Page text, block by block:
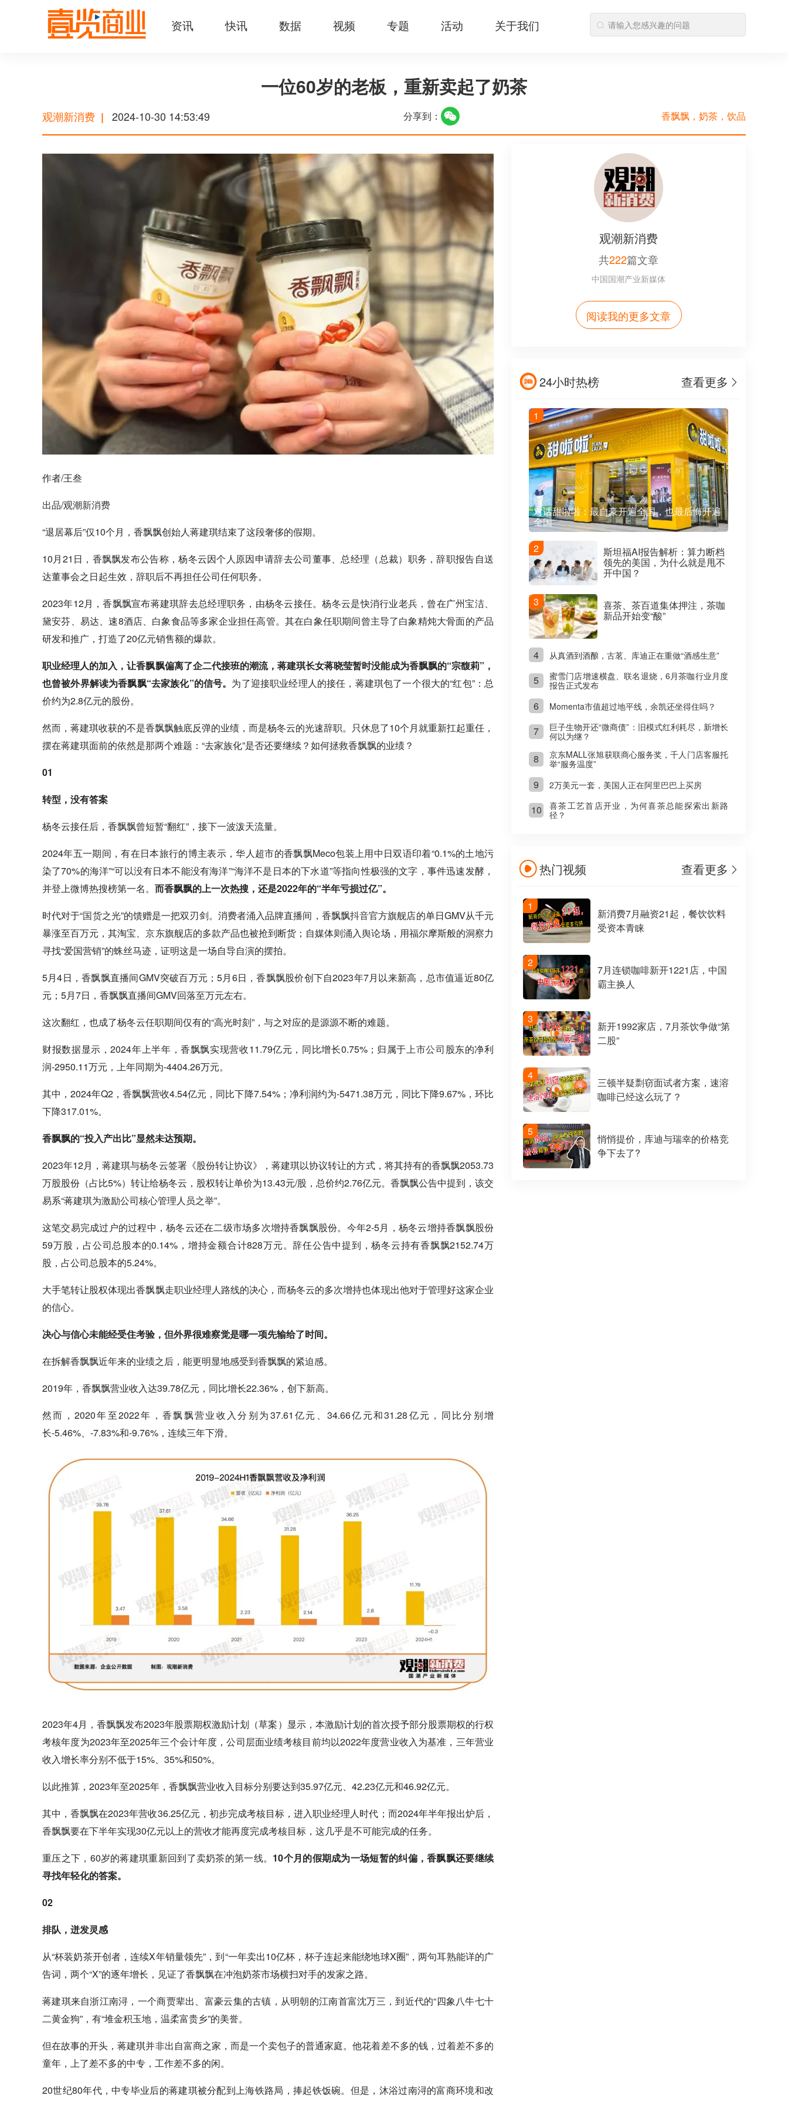
资讯 快讯 数据 视频 专题 活动 关于我们
一位60岁的老板，重新卖起了奶茶
观潮新消费 | 2024-10-30 14:53:49 分享到： 香飘飘，奶茶，饮品
作者/王叁
出品/观潮新消费
“退居幕后”仅10个月，香飘飘创始人蒋建琪结束了这段奢侈的假期。
10月21日，香飘飘发布公告称，杨冬云因个人原因申请辞去公司董事、总经理（总裁）职务，辞职报告自送
达董事会之日起生效，辞职后不再担任公司任何职务。
2023年12月，香飘飘宣布蒋建琪辞去总经理职务，由杨冬云接任。杨冬云是快消行业老兵，曾在广州宝洁、
黛安芬、易达、速8酒店、白象食品等多家企业担任高管。其在白象任职期间曾主导了白象精炖大骨面的产品
研发和推广，打造了20亿元销售额的爆款。
职业经理人的加入，让香飘飘偏离了企二代接班的潮流，蒋建琪长女蒋晓莹暂时没能成为香飘飘的“宗馥莉”，
也曾被外界解读为香飘飘“去家族化”的信号。 为了迎接职业经理人的接任，蒋建琪包了一个很大的“红包”：总
价约为2.8亿元的股份。
然而，蒋建琪收获的不是香飘飘触底反弹的业绩，而是杨冬云的光速辞职。只休息了10个月就重新扛起重任，
摆在蒋建琪面前的依然是那两个难题：“去家族化”是否还要继续？如何拯救香飘飘的业绩？
01
转型，没有答案‍
杨冬云接任后，香飘飘曾短暂“翻红”，接下一波泼天流量。
2024年五一期间，有在日本旅行的博主表示，华人超市的香飘飘Meco包装上用中日双语印着“0.1%的土地污
染了70%的海洋”“可以没有日本不能没有海洋”“海洋不是日本的下水道”等指向性极强的文字，事件迅速发酵，
并登上微博热搜榜第一名。 而香飘飘的上一次热搜，还是2022年的“半年亏损过亿”。
时代对于“国货之光”的馈赠是一把双刃剑。消费者涌入品牌直播间，香飘飘抖音官方旗舰店的单日GMV从千元
暴涨至百万元，其淘宝、京东旗舰店的多款产品也被抢到断货；自媒体则涌入舆论场，用福尔摩斯般的洞察力
寻找“爱国营销”的蛛丝马迹，证明这是一场自导自演的摆拍。
5月4日，香飘飘直播间GMV突破百万元；5月6日，香飘飘股价创下自2023年7月以来新高，总市值逼近80亿
元；5月7日，香飘飘直播间GMV回落至万元左右。
这次翻红，也成了杨冬云任职期间仅有的“高光时刻”，与之对应的是源源不断的难题。
财报数据显示，2024年上半年，香飘飘实现营收11.79亿元，同比增长0.75%；归属于上市公司股东的净利
润-2950.11万元，上年同期为-4404.26万元。
其中，2024年Q2，香飘飘营收4.54亿元，同比下降7.54%；净利润约为-5471.38万元，同比下降9.67%，环比
下降317.01%。
香飘飘的“投入产出比”显然未达预期。
2023年12月，蒋建琪与杨冬云签署《股份转让协议》，蒋建琪以协议转让的方式，将其持有的香飘飘2053.73
万股股份（占比5%）转让给杨冬云，股权转让单价为13.43元/股，总价约2.76亿元。香飘飘公告中提到，该交
易系“蒋建琪为激励公司核心管理人员之举”。
这笔交易完成过户的过程中，杨冬云还在二级市场多次增持香飘飘股份。今年2-5月，杨冬云增持香飘飘股份
59万股，占公司总股本的0.14%，增持金额合计828万元。辞任公告中提到，杨冬云持有香飘飘2152.74万
股，占公司总股本的5.24%。
大手笔转让股权体现出香飘飘走职业经理人路线的决心，而杨冬云的多次增持也体现出他对于管理好这家企业
的信心。
决心与信心未能经受住考验，但外界很难察觉是哪一项先输给了时间。
在拆解香飘飘近年来的业绩之后，能更明显地感受到香飘飘的紧迫感。
2019年，香飘飘营业收入达39.78亿元，同比增长22.36%，创下新高。
然而，2020年至2022年，香飘飘营业收入分别为37.61亿元、34.66亿元和31.28亿元，同比分别增
长-5.46%、-7.83%和-9.76%，连续三年下滑。
2023年4月，香飘飘发布2023年股票期权激励计划（草案）显示，本激励计划的首次授予部分股票期权的行权
考核年度为2023年至2025年三个会计年度，公司层面业绩考核目前均以2022年度营业收入为基准，三年营业
收入增长率分别不低于15%、35%和50%。
以此推算，2023年至2025年，香飘飘营业收入目标分别要达到35.97亿元、42.23亿元和46.92亿元。
其中，香飘飘在2023年营收36.25亿元，初步完成考核目标，进入职业经理人时代；而2024年半年报出炉后，
香飘飘要在下半年实现30亿元以上的营收才能再度完成考核目标，这几乎是不可能完成的任务。
重压之下，60岁的蒋建琪重新回到了卖奶茶的第一线。 10个月的假期成为一场短暂的纠偏，香飘飘还要继续
寻找年轻化的答案。
02
排队，迸发灵感‍
从“杯装奶茶开创者，连续X年销量领先”，到“一年卖出10亿杯，杯子连起来能绕地球X圈”，两句耳熟能详的广
告词，两个“X”的逐年增长，见证了香飘飘在冲泡奶茶市场横扫对手的发家之路。
蒋建琪来自浙江南浔，一个商贾辈出、富豪云集的古镇，从明朝的江南首富沈万三，到近代的“四象八牛七十
二黄金狗”，有“堆金积玉地，温柔富贵乡”的美誉。
但在故事的开头，蒋建琪并非出自富商之家，而是一个卖包子的普通家庭。他花着差不多的钱，过着差不多的
童年，上了差不多的中专，工作差不多的闲。
20世纪80年代，中专毕业后的蒋建琪被分配到上海铁路局，捧起铁饭碗。但是，沐浴过南浔的富商环境和改
观潮新消费
共222篇文章
中国国潮产业新媒体
阅读我的更多文章
24小时热榜 查看更多
对话甜啦啦：最自豪开遍全国，也最后悔开遍
全国
1
斯坦福AI报告解析：算力断档
领先的美国，为什么就是甩不
开中国？
2
喜茶、茶百道集体押注，茶咖
新品开始变“酸”
3
4 从真酒到酒酿，古茗、库迪正在重做“酒感生意”
5
蜜雪门店增速横盘、联名退烧，6月茶咖行业月度
报告正式发布
6 Momenta市值超过地平线，余凯还坐得住吗？
7
巨子生物开还“微商债”：旧模式红利耗尽，新增长
何以为继？
8
京东MALL张旭获联商心服务奖，千人门店客服托
举“服务温度”
9 2万美元一套，美国人正在阿里巴巴上买房
10
喜茶工艺首店开业，为何喜茶总能探索出新路
径？
热门视频 查看更多
1
新消费7月融资21起，餐饮饮料
受资本青睐
2
7月连锁咖啡新开1221店，中国
霸主换人
3
新开1992家店，7月茶饮争做“第
二股”
4
三顿半疑剽窃面试者方案，速溶
咖啡已经这么玩了？
5
悄悄提价，库迪与瑞幸的价格竞
争下去了?